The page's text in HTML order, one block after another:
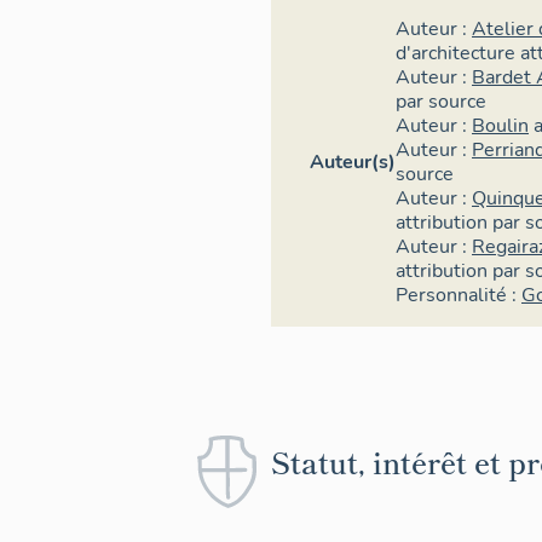
dimensions,
choix déjà
contrario, par
fonctionne
000 lits
lorsque la
créer des
monde,
des bâtiments
arrivées
´espace du
sportif.
Auteur(s)
Auteur : Atelier
d'architecture
Auteur : Bardet
par source
Auteur : Boulin
Auteur :
source
Auteur :
attribution par
Auteur :
attribution par
Personnalité :
Statut, intérêt et